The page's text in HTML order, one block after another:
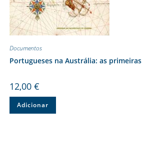
Documentos
Portugueses na Austrália: as
12,00 €
Adicionar